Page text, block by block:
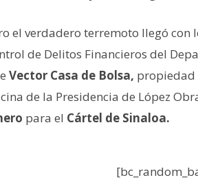
el verdadero terremoto llegó con
de Delitos Financieros del
Vector Casa de Bolsa,
de la Presidencia de López
para el Cártel de Sinaloa.